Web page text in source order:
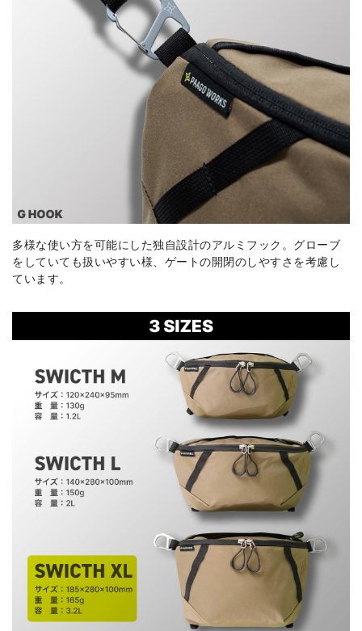
多様な使い方を可能にした独自設計のアルミフック。グローブ
をしていても扱いやすい様、ゲートの開閉のしやすさを考慮し
ています。